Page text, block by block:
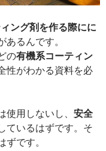
ング剤を作る際にに
るんです。
の有機系コーティン
性がわかる資料を必
用しないし、 安全
ているはずです。そ
です。